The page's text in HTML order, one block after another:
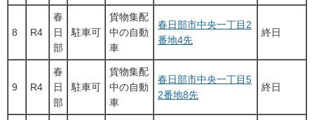
8 R4
春
日
部
駐車可
貨物集配
中の自動
車
春日部市中央一丁目2
番地4先
終日
9 R4
春
日
部
駐車可
貨物集配
中の自動
車
春日部市中央一丁目5
2番地8先
終日